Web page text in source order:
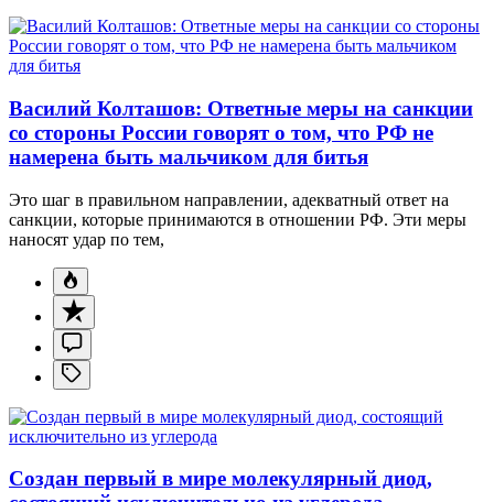
Василий Колташов: Ответные меры на санкции
со стороны России говорят о том, что РФ не
намерена быть мальчиком для битья
Это шаг в правильном направлении, адекватный ответ на
санкции, которые принимаются в отношении РФ. Эти меры
наносят удар по тем,
Создан первый в мире молекулярный диод,